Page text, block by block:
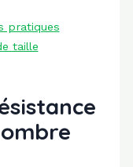
pratiques
taille